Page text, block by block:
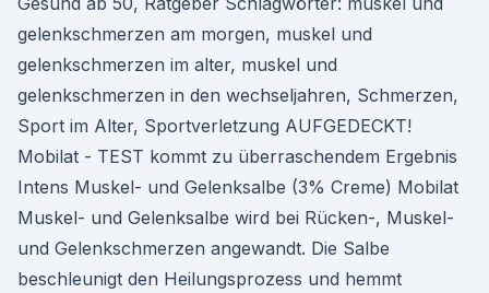
gelenkschmerzen am morgen, muskel und
gelenkschmerzen im alter, muskel und
gelenkschmerzen in den wechseljahren, Schmerzen,
Sport im Alter, Sportverletzung AUFGEDECKT!
Mobilat - TEST kommt zu überraschendem Ergebnis
Intens Muskel- und Gelenksalbe (3% Creme) Mobilat
Muskel- und Gelenksalbe wird bei Rücken-, Muskel-
und Gelenkschmerzen angewandt. Die Salbe
beschleunigt den Heilungsprozess und hemmt